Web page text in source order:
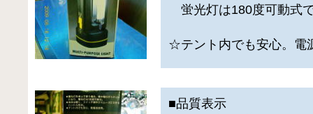
蛍光灯は180度可動式
☆テント内でも安心。電
■品質表示